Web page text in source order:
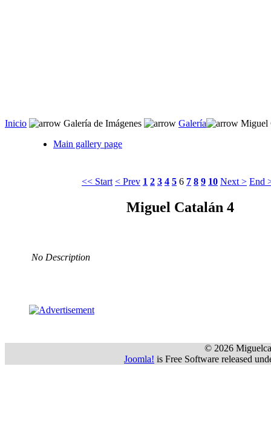
Inicio Galería de Imágenes Galería
Miguel
Main gallery page
<< Start < Prev 1 2 3 4 5 6 7 8 9 10 Next > End
Miguel Catalán 4
No Description
© 2026
Joomla! is Free Software released